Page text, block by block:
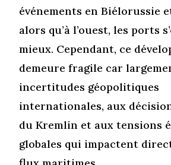
événements en Biélorussie
alors qu’à l’ouest, les ports
mieux. Cependant, ce
demeure fragile car
incertitudes géopolitiques
internationales, aux
du Kremlin et aux tensions
globales qui impactent